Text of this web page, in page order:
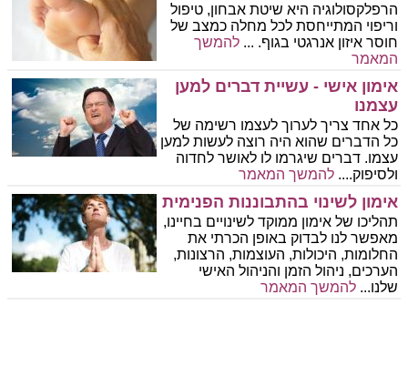
הרפלקסולוגיה היא שיטת אבחון, טיפול
וריפוי המתייחסת לכל מחלה כמצב של
חוסר איזון אנרגטי בגוף. ...להמשך
המאמר
אימון אישי - עשיית דברים למען
עצמנו
כל אחד צריך לערוך לעצמו רשימה של
כל הדברים שהוא היה רוצה לעשות למען
עצמו. דברים שיגרמו לו לאושר לחדוה
ולסיפוק....להמשך המאמר
אימון לשינוי בהתבוננות הפנימית
תהליכו של אימון ממוקד לשינויים בחיינו,
מאפשר לנו לבדוק באופן הכרתי את
החלומות, היכולות, העוצמות, הרצונות,
הערכים, ניהול הזמן והניהול האישי
שלנו...להמשך המאמר